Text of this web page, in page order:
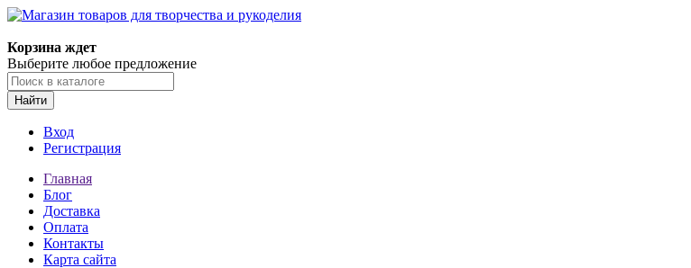
Корзина ждет
Выберите любое предложение
Найти
Вход
Регистрация
Главная
Блог
Доставка
Оплата
Контакты
Карта сайта